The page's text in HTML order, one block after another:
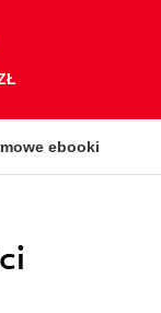
ebooki